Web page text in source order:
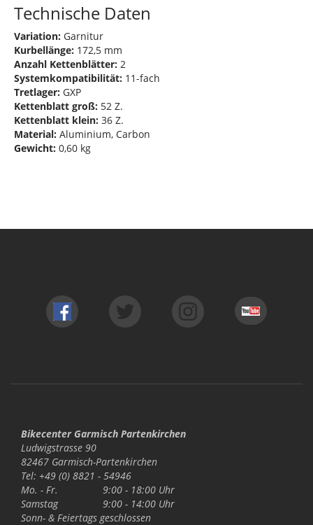
Technische Daten
Variation: Garnitur
Kurbellänge: 172,5 mm
Anzahl Kettenblätter: 2
Systemkompatibilität: 11-fach
Tretlager: GXP
Kettenblatt groß: 52 Z.
Kettenblatt klein: 36 Z.
Material: Aluminium, Carbon
Gewicht: 0,60 kg
Bikecenter Garmisch Partenkirchen
Ludwigstrasse 90
82467 Garmisch-Partenkirchen
Tel: +49 (0) 8821 - 54946
Mo. - Fr.
9:00 - 18:00 Uhr
Samstag
9:00 - 14:00 Uhr
Sonn- & Feiertags geschlossen